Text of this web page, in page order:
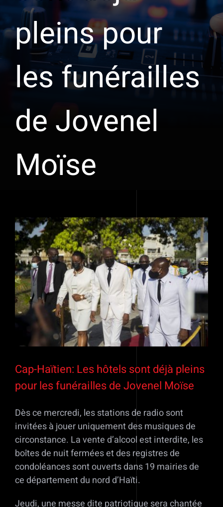
pleins pour
les funérailles
de Jovenel
Moïse
Voir
l'image
agrandie
Cap-Haïtien: Les hôtels sont déjà pleins
pour les funérailles de Jovenel Moïse
Dès ce mercredi, les stations de radio sont
invitées à jouer uniquement des musiques de
circonstance. La vente d’alcool est interdite, les
boîtes de nuit fermées et des registres de
condoléances sont ouverts dans 19 mairies de
ce département du nord d’Haïti.
Jeudi, une messe dite patriotique sera chantée